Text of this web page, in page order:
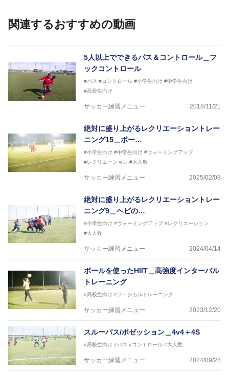
関連するおすすめの動画
5人以上でできるパス＆コントロール＿フ
ックコントロール
#パス #コントロール #小学生向け #中学生向け
#高校生向け
サッカー練習メニュー 2018/11/21
絶対に盛り上がるレクリエーショントレー
ニング15＿ボー…
#小学生向け #中学生向け #ウォーミングアップ
#レクリエーション #大人数
サッカー練習メニュー 2025/02/08
絶対に盛り上がるレクリエーショントレー
ニング9＿ヘビの…
#小学生向け #ウォーミングアップ #レクリエーション
#大人数
サッカー練習メニュー 2024/04/14
ボールを使ったHIIT＿高強度インターバル
トレーニング
#高校生向け #フィジカルトレーニング
サッカー練習メニュー 2023/12/20
スルーパス/ポゼッション＿4v4＋4S
#高校生向け #パス #コントロール #大人数
サッカー練習メニュー 2024/09/28